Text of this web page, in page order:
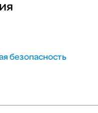
безопасность